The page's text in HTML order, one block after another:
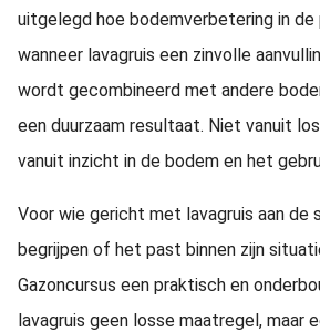
uitgelegd hoe bodemverbetering in
wanneer lavagruis een zinvolle
wordt gecombineerd met andere
een duurzaam resultaat. Niet vanuit
vanuit inzicht in de bodem en het
Voor wie gericht met lavagruis aan de
begrijpen of het past binnen zijn
Gazoncursus een praktisch en
lavagruis geen losse maatregel, maar